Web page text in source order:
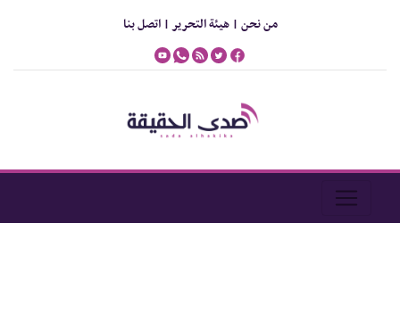
من نحن |هيئة التحرير |اتصل بنا